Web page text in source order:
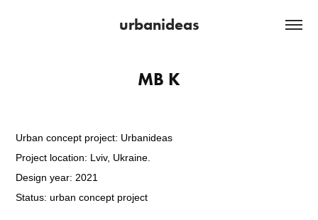
urbanideas
MB K
Urban concept project: Urbanideas
Project location: Lviv, Ukraine.
Design year: 2021
Status: urban concept project